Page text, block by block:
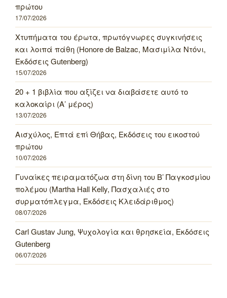
πρώτου
17/07/2026
Χτυπήματα του έρωτα, πρωτόγνωρες συγκινήσεις
και λοιπά πάθη (Honore de Balzac, Μασιμίλα Ντόνι,
Εκδόσεις Gutenberg)
15/07/2026
20 + 1 βιβλία που αξίζει να διαβάσετε αυτό το
καλοκαίρι (Α’ μέρος)
13/07/2026
Αισχύλος, Επτά επί Θήβας, Εκδόσεις του εικοστού
πρώτου
10/07/2026
Γυναίκες πειραματόζωα στη δίνη του Β’ Παγκοσμίου
πολέμου (Martha Hall Kelly, Πασχαλιές στο
συρματόπλεγμα, Εκδόσεις Κλειδάριθμος)
08/07/2026
Carl Gustav Jung, Ψυχολογία και θρησκεία, Εκδόσεις
Gutenberg
06/07/2026